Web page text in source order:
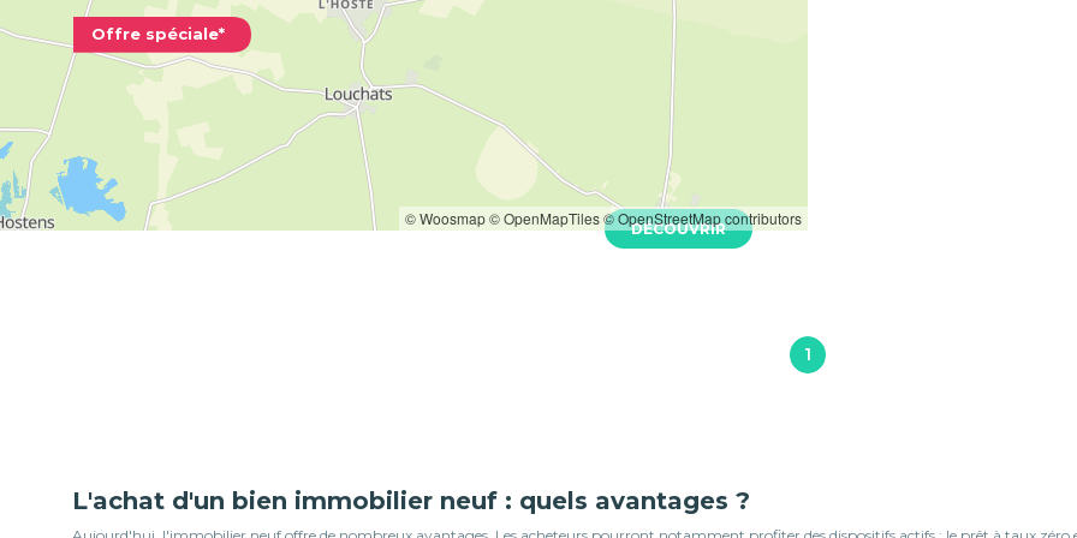
Offre spéciale*
DÉCOUVRIR
LORMONT - 33310
© Woosmap© OpenMapTiles© OpenStreetMap contributors
1
L'achat d'un bien immobilier neuf : quels avantages ?